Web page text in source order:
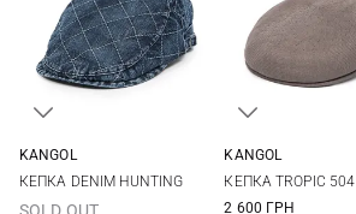
KANGOL
КЕПКА DENIM HUNTING
SOLD OUT
KANGOL
КЕПКА TROPIC 504
2 600 ГРН